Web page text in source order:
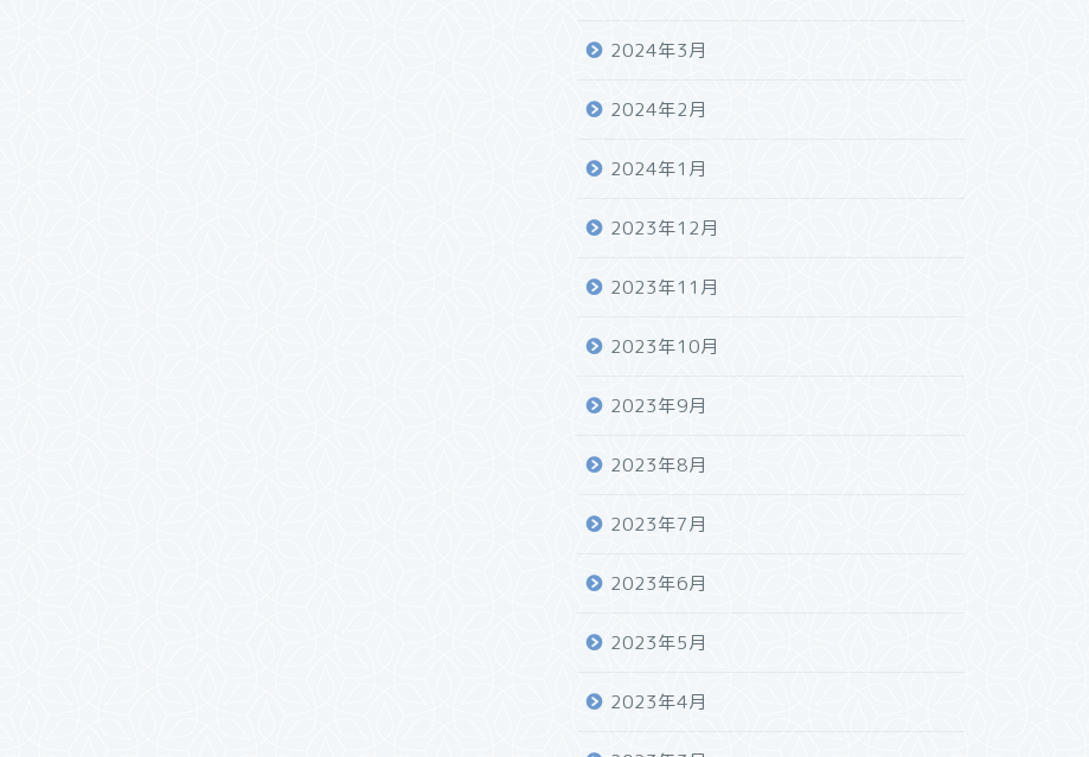
2024年3月
2024年2月
2024年1月
2023年12月
2023年11月
2023年10月
2023年9月
2023年8月
2023年7月
2023年6月
2023年5月
2023年4月